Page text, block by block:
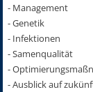
- Management
- Genetik
- Infektionen
- Samenqualität
-
- Ausblick auf